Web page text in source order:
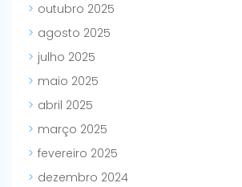
outubro 2025
agosto 2025
julho 2025
maio 2025
abril 2025
março 2025
fevereiro 2025
dezembro 2024